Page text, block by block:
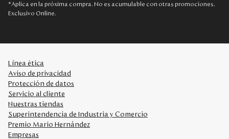
*Aplica en la próxima compra. No es acumulable con otras promociones.
Exclusivo Online.
Línea ética
Aviso de privacidad
Protección de datos
Servicio al cliente
Nuestras tiendas
Superintendencia de Industria y Comercio
Premio Mario Hernández
Empresas